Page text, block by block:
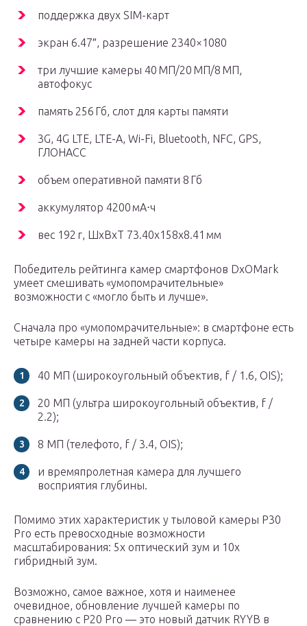
поддержка двух SIM-карт
экран 6.47″, разрешение 2340×1080
три лучшие камеры 40 МП/20 МП/8 МП,
автофокус
память 256 Гб, слот для карты памяти
3G, 4G LTE, LTE-A, Wi-Fi, Bluetooth, NFC, GPS,
ГЛОНАСС
объем оперативной памяти 8 Гб
аккумулятор 4200 мА⋅ч
вес 192 г, ШxВxТ 73.40x158x8.41 мм
Победитель рейтинга камер смартфонов DxOMark
умеет смешивать «умопомрачительные»
возможности с «могло быть и лучше».
Сначала про «умопомрачительные»: в смартфоне есть
четыре камеры на задней части корпуса.
40 МП (широкоугольный объектив, f / 1.6, OIS);
20 МП (ультра широкоугольный объектив, f /
2.2);
8 МП (телефото, f / 3.4, OIS);
и времяпролетная камера для лучшего
восприятия глубины.
Помимо этих характеристик у тыловой камеры P30
Pro есть превосходные возможности
масштабирования: 5х оптический зум и 10х
гибридный зум.
Возможно, самое важное, хотя и наименее
очевидное, обновление лучшей камеры по
сравнению с P20 Pro — это новый датчик RYYB в